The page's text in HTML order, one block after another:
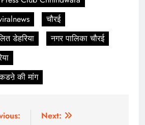
चौरई
डेहरिया
नगर पालिका चौरई
की मांग
Next: